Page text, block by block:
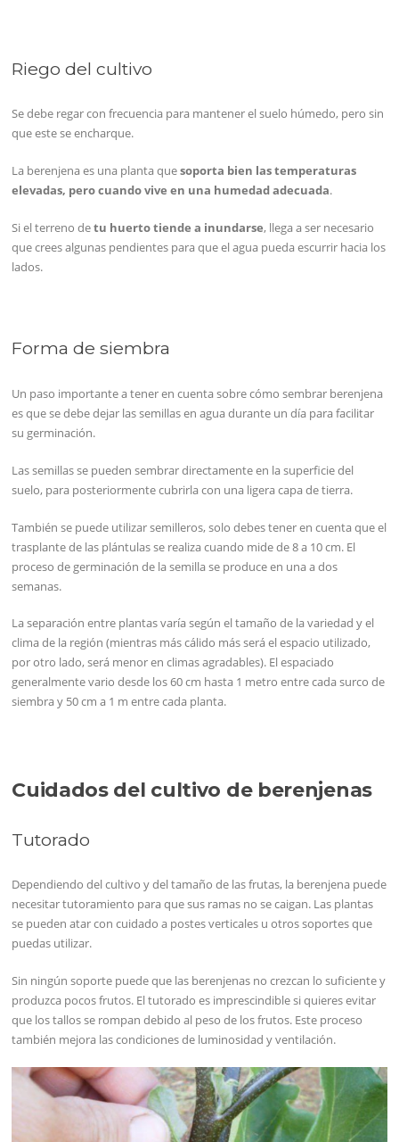
Riego del cultivo
Se debe regar con frecuencia para mantener el suelo húmedo, pero sin
que este se encharque.
La berenjena es una planta quesoporta bien las temperaturas
elevadas, pero cuando vive en una humedad adecuada.
Si el terreno detu huerto tiende a inundarse, llega a ser necesario
que crees algunas pendientes para que el agua pueda escurrir hacia los
lados.
Forma de siembra
Un paso importante a tener en cuenta sobre cómo sembrar berenjena
es que se debe dejar las semillas en agua durante un día para facilitar
su germinación.
Las semillas se pueden sembrar directamente en la superficie del
suelo, para posteriormente cubrirla con una ligera capa de tierra.
También se puede utilizar semilleros, solo debes tener en cuenta que el
trasplante de las plántulas se realiza cuando mide de 8 a 10 cm. El
proceso de germinación de la semilla se produce en una a dos
semanas.
La separación entre plantas varía según el tamaño de la variedad y el
clima de la región (mientras más cálido más será el espacio utilizado,
por otro lado, será menor en climas agradables). El espaciado
generalmente vario desde los 60 cm hasta 1 metro entre cada surco de
siembra y 50 cm a 1 m entre cada planta.
Cuidados del cultivo de berenjenas
Tutorado
Dependiendo del cultivo y del tamaño de las frutas, la berenjena puede
necesitar tutoramiento para que sus ramas no se caigan. Las plantas
se pueden atar con cuidado a postes verticales u otros soportes que
puedas utilizar.
Sin ningún soporte puede que las berenjenas no crezcan lo suficiente y
produzca pocos frutos. El tutorado es imprescindible si quieres evitar
que los tallos se rompan debido al peso de los frutos. Este proceso
también mejora las condiciones de luminosidad y ventilación.